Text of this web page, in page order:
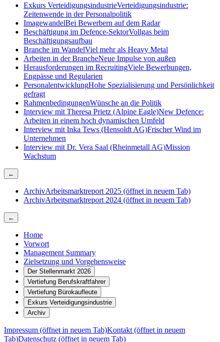
Exkurs VerteidigungsindustrieVerteidigungsindustrie:
Zeitenwende in der Personalpolitik
ImagewandelBei Bewerbern auf dem Radar
Beschäftigung im Defence-SektorVollgas beim
Beschäftigungsaufbau
Branche im WandelViel mehr als Heavy Metal
Arbeiten in der BrancheNeue Impulse von außen
Herausforderungen im RecruitingViele Bewerbungen,
Engpässe und Regularien
PersonalentwicklungHohe Spezialisierung und Persönlichkeit
gefragt
RahmenbedingungenWünsche an die Politik
Interview mit Theresa Prietz (Alpine Eagle)New Defence:
Arbeiten in einem hoch dynamischen Umfeld
Interview mit Inka Tews (Hensoldt AG)Frischer Wind im
Unternehmen
Interview mit Dr. Vera Saal (Rheinmetall AG)Mission
Wachstum
←
ArchivArbeitsmarktreport 2025 (öffnet in neuem Tab)
ArchivArbeitsmarktreport 2024 (öffnet in neuem Tab)
←
Home
Vorwort
Management Summary
Zielsetzung und Vorgehensweise
Der Stellenmarkt 2026
Vertiefung Berufskraftfahrer
Vertiefung Bürokaufleute
Exkurs Verteidigungsindustrie
Archiv
Impressum (öffnet in neuem Tab)Kontakt (öffnet in neuem
Tab)Datenschutz (öffnet in neuem Tab)